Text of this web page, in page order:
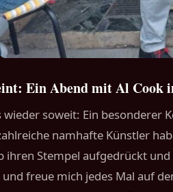
Ein Abend mit Al Cook
soweit: Ein besonderer
namhafte Künstler
ihren Stempel aufgedrückt
freue mich jedes Mal auf